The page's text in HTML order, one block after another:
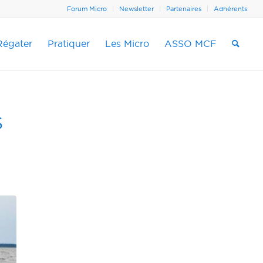
Forum Micro Newsletter Partenaires Adhérents
Pratiquer Les Micro ASSO MCF